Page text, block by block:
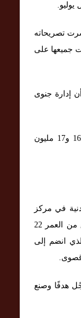
تصريحاته
جميعها على
إدارة جنوى
“سمعنا بوجود مفاوضات بين إنتر ميلان ويوفنتوس والدوري الإنجليزي الممتاز، تتراوح قيمة الانتقالات بين 16 و17 مليون
في مركز
الظهير. وهذا ما يجعل نورتون كوفي هدفًا منطقيًا للتعاقدات. فاللاعب الدولي الإنجليزي تحت 21 عامًا، البالغ من العمر 22
انضم إلى
قصوى.
ففي هذا الموسم، شارك في 21 مباراةً، وسجّل هدفًا وصنع